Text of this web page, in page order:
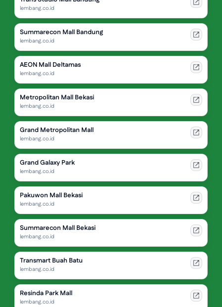
lembang.co.id
Summarecon Mall Bandung
lembang.co.id
AEON Mall Deltamas
lembang.co.id
Metropolitan Mall Bekasi
lembang.co.id
Grand Metropolitan Mall
lembang.co.id
Grand Galaxy Park
lembang.co.id
Pakuwon Mall Bekasi
lembang.co.id
Summarecon Mall Bekasi
lembang.co.id
Transmart Buah Batu
lembang.co.id
Resinda Park Mall
lembang.co.id